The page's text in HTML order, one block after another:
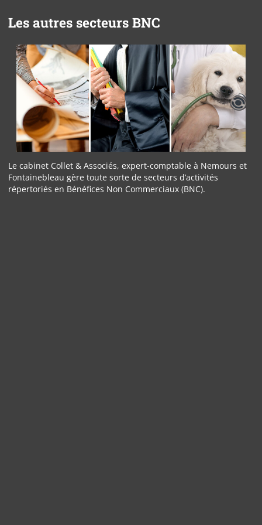
Les autres secteurs BNC
Le cabinet Collet & Associés, expert-comptable à Nemours et
Fontainebleau gère toute sorte de secteurs d’activités
répertoriés en Bénéfices Non Commerciaux (BNC).